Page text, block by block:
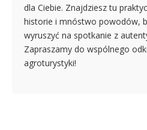
dla Ciebie. Znajdziesz tu
historie i mnóstwo powodów,
wyruszyć na spotkanie z
Zapraszamy do wspólnego
agroturystyki!